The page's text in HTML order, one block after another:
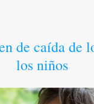
de caída de
los niños